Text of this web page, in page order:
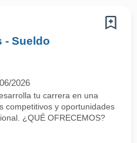
- Sueldo
2026
tu carrera en una
competitivos y oportunidades
¿QUÉ OFRECEMOS?